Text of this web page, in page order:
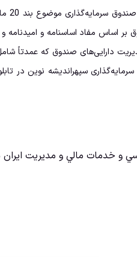
سبا به ثبت رسیده است. عملکرد این صندوق بر اساس مفاد
دارایی‌های صندوق که عمدتاً
سپهر‌اندیشه نوین در
و خدمات مالي و مديريت